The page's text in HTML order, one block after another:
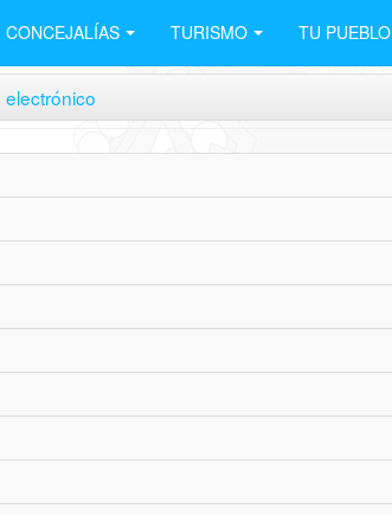
CONCEJALÍAS TURISMO TU PUEBLO